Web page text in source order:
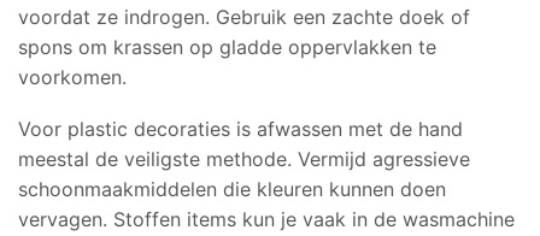
voordat ze indrogen. Gebruik een zachte doek of
spons om krassen op gladde oppervlakken te
voorkomen.
Voor plastic decoraties is afwassen met de hand
meestal de veiligste methode. Vermijd agressieve
schoonmaakmiddelen die kleuren kunnen doen
vervagen. Stoffen items kun je vaak in de wasmachine